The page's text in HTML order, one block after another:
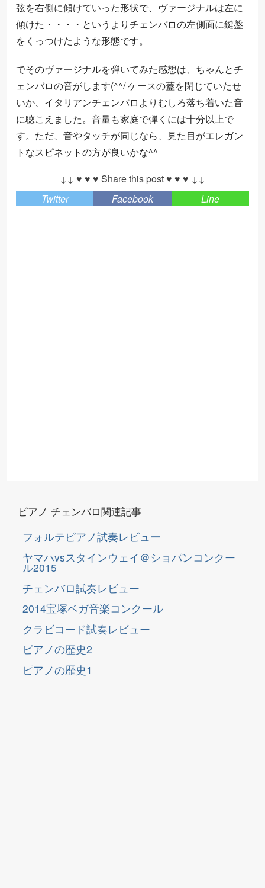
弦を右側に傾けていった形状で、ヴァージナルは左に
傾けた・・・・というよりチェンバロの左側面に鍵盤
をくっつけたような形態です。
でそのヴァージナルを弾いてみた感想は、ちゃんとチ
ェンバロの音がします(^^/ ケースの蓋を閉じていたせ
いか、イタリアンチェンバロよりむしろ落ち着いた音
に聴こえました。音量も家庭で弾くには十分以上で
す。ただ、音やタッチが同じなら、見た目がエレガン
トなスピネットの方が良いかな^^
↓↓ ♥ ♥ ♥ Share this post ♥ ♥ ♥ ↓↓
Twitter
Facebook Line
ピアノ チェンバロ関連記事
フォルテピアノ試奏レビュー
ヤマハvsスタインウェイ＠ショパンコンクー
ル2015
チェンバロ試奏レビュー
2014宝塚ベガ音楽コンクール
クラビコード試奏レビュー
ピアノの歴史2
ピアノの歴史1